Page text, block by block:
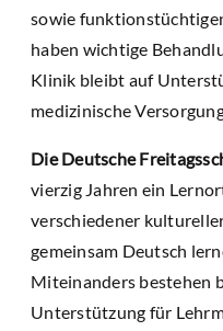
sowie
haben wichtige
Klinik bleibt auf
medizinische
Die Deutsche
vierzig Jahren ein
verschiedener
gemeinsam Deutsch
Miteinanders bestehen
Unterstützung für